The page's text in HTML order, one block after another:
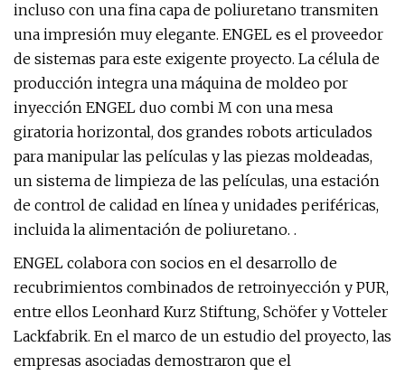
incluso con una fina capa de poliuretano transmiten
una impresión muy elegante. ENGEL es el proveedor
de sistemas para este exigente proyecto. La célula de
producción integra una máquina de moldeo por
inyección ENGEL duo combi M con una mesa
giratoria horizontal, dos grandes robots articulados
para manipular las películas y las piezas moldeadas,
un sistema de limpieza de las películas, una estación
de control de calidad en línea y unidades periféricas,
incluida la alimentación de poliuretano. .
ENGEL colabora con socios en el desarrollo de
recubrimientos combinados de retroinyección y PUR,
entre ellos Leonhard Kurz Stiftung, Schöfer y Votteler
Lackfabrik. En el marco de un estudio del proyecto, las
empresas asociadas demostraron que el